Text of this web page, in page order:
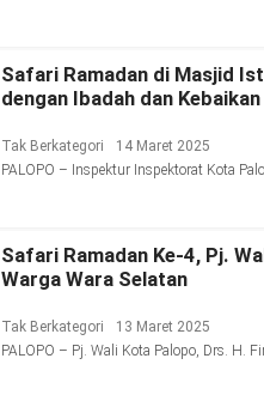
Safari Ramadan di Masjid
dengan Ibadah dan Kebaikan
Tak Berkategori
14 Maret 2025
PALOPO – Inspektur Inspektorat Kota
Safari Ramadan Ke-4, Pj.
Warga Wara Selatan
Tak Berkategori
13 Maret 2025
PALOPO – Pj. Wali Kota Palopo, Drs. H.